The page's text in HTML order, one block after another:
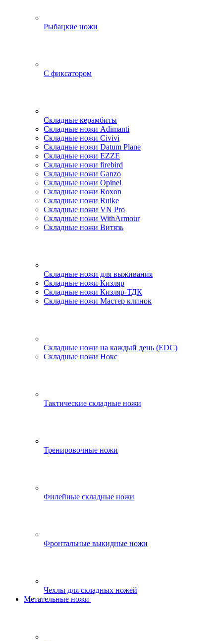
Рыбацкие ножи
С фиксатором
Складные керамбиты
Складные ножи Adimanti
Складные ножи Civivi
Складные ножи Datum Plane
Складные ножи EZZE
Складные ножи firebird
Складные ножи Ganzo
Складные ножи Opinel
Складные ножи Roxon
Складные ножи Ruike
Складные ножи VN Pro
Складные ножи WithArmour
Складные ножи Витязь
Складные ножи для выживания
Складные ножи Кизляр
Складные ножи Кизляр-ТДК
Складные ножи Мастер клинок
Складные ножи на каждый день (EDC)
Складные ножи Нокс
Тактические складные ножи
Тренировочные ножи
Филейные складные ножи
Фронтальные выкидные ножи
Чехлы для складных ножей
Метательные ножи